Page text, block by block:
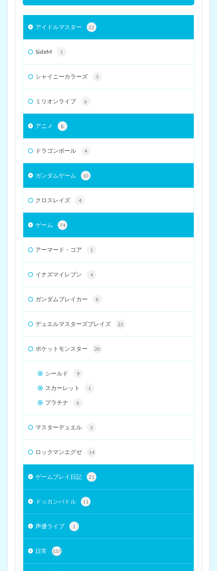
アイドルマスター 22
SideM 1
シャイニーカラーズ 5
ミリオンライブ 6
アニメ 8
ドラゴンボール 4
ガンダムゲーム 10
クロスレイズ 4
ゲーム 74
アーマード・コア 1
イナズマイレブン 4
ガンダムブレイカー 8
デュエルマスターズプレイズ 22
ポケットモンスター 20
シールド 9
スカーレット 1
プラチナ 6
マスターデュエル 3
ロックマンエグゼ 14
ゲームプレイ日記 21
ドッカンバトル 11
声優ライブ 1
日常 137